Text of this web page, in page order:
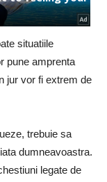
situatiile
pune amprenta
jur vor fi extrem de
trebuie sa
dumneavoastra.
legate de